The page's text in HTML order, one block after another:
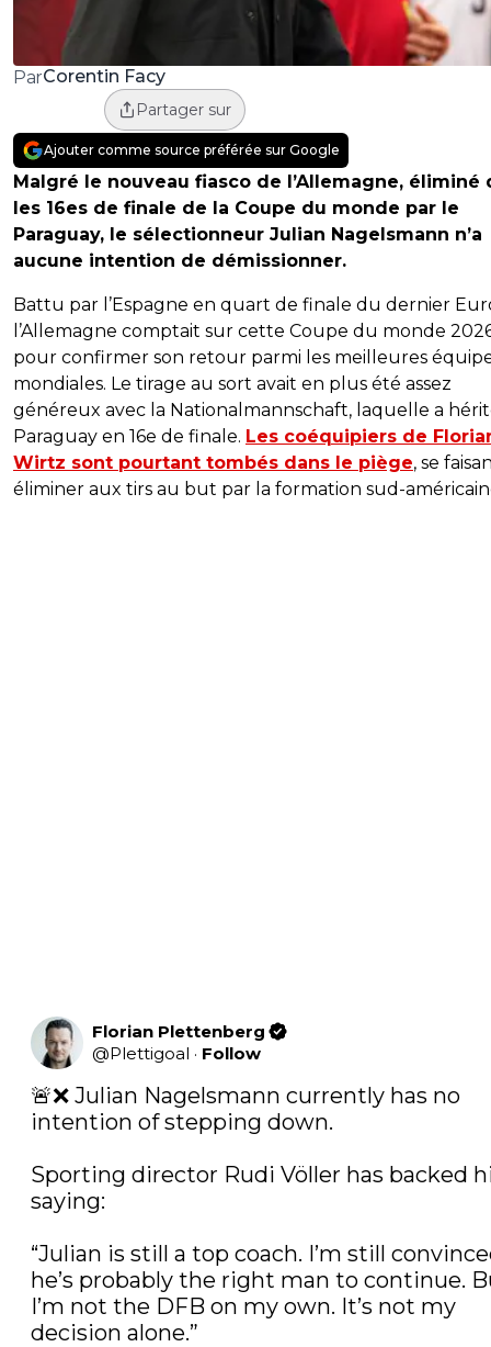
ParCorentin Facy
Partager sur
Ajouter comme source préférée sur Google
Malgré le nouveau fiasco de l’Allemagne, éliminé
les 16es de finale de la Coupe du monde par le
Paraguay, le sélectionneur Julian Nagelsmann n’a
aucune intention de démissionner.
Battu par l’Espagne en quart de finale du dernier
l’Allemagne comptait sur cette Coupe du monde
pour confirmer son retour parmi les meilleures
mondiales. Le tirage au sort avait en plus été assez
généreux avec la Nationalmannschaft, laquelle a
Paraguay en 16e de finale. Les coéquipiers de
Wirtz sont pourtant tombés dans le piège, se
éliminer aux tirs au but par la formation sud-
Florian Plettenberg
@Plettigoal · Follow
🚨❌ Julian Nagelsmann currently has no
intention of stepping down.
Sporting director Rudi Völler has backed
saying:
“Julian is still a top coach. I’m still
he’s probably the right man to continue.
I’m not the DFB on my own. It’s not my
decision alone.”